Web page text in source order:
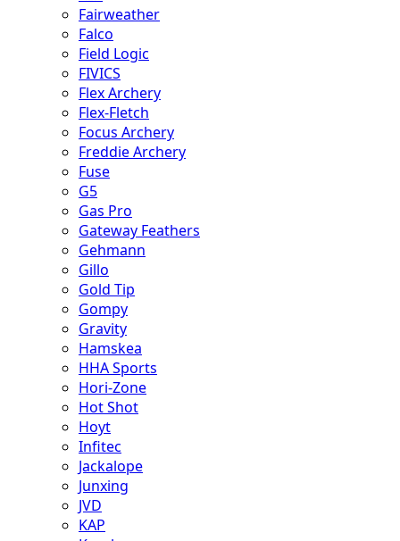
Fairweather
Falco
Field Logic
FIVICS
Flex Archery
Flex-Fletch
Focus Archery
Freddie Archery
Fuse
G5
Gas Pro
Gateway Feathers
Gehmann
Gillo
Gold Tip
Gompy
Gravity
Hamskea
HHA Sports
Hori-Zone
Hot Shot
Hoyt
Infitec
Jackalope
Junxing
JVD
KAP